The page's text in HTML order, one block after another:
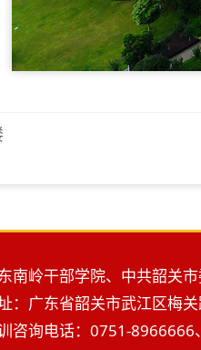
南岭干部学院、中共韶关
：广东省韶关市武江区梅
咨询电话：0751-